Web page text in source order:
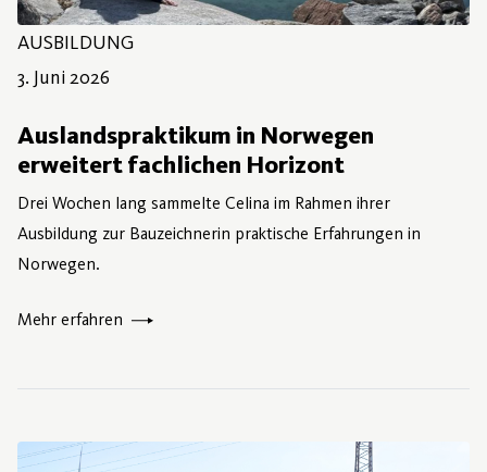
AUSBILDUNG
3. Juni 2026
Auslandspraktikum in Norwegen
erweitert fachlichen Horizont
Drei Wochen lang sammelte Celina im Rahmen ihrer
Ausbildung zur Bauzeichnerin praktische Erfahrungen in
Norwegen.
Mehr erfahren